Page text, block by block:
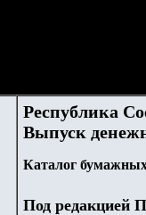
Республика
Выпуск
Каталог
Под редакцией